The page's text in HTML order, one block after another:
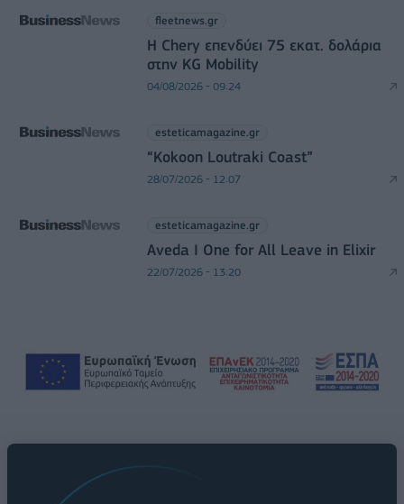
fleetnews.gr
Η Chery επενδύει 75 εκατ. δολάρια
στην KG Mobility
04/08/2026 - 09:24
esteticamagazine.gr
“Kokoon Loutraki Coast”
28/07/2026 - 12:07
esteticamagazine.gr
Aveda I One for All Leave in Elixir
22/07/2026 - 13:20